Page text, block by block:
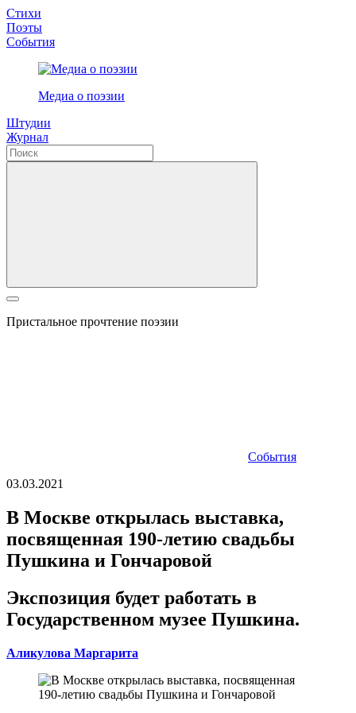
Стихи
Поэты
События
Медиа о поэзии
Штудии
Журнал
Пристальное прочтение поэзии
События
03.03.2021
В Москве открылась выставка,
посвященная 190-летию свадьбы
Пушкина и Гончаровой
Экспозиция будет работать в
Государственном музее Пушкина.
Аликулова Маргарита